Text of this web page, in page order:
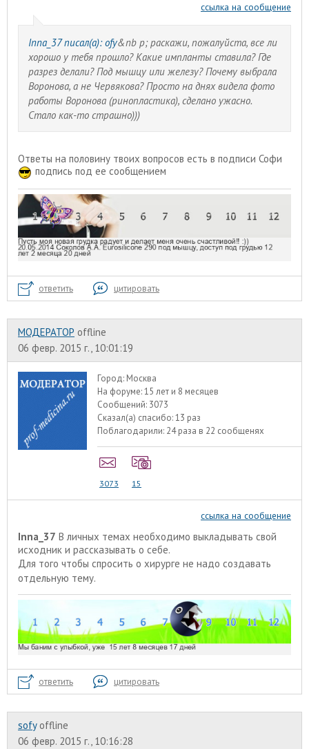
ссылка на сообщение
Inna_37 писал(а): ofy&nb p; раскажи, пожалуйста, все ли
хорошо у тебя прошло? Какие импланты ставила? Где
разрез делали? Под мышцу или железу? Почему выбрала
Воронова, а не Червякова? Просто на днях видела фото
работы Воронова (ринопластика), сделано ужасно.
Стало как-то страшно)))
Ответы на половину твоих вопросов есть в подписи Софи
подпись под ее сообщением
ответить цитировать
МОДЕРАТОР offline
06 февр. 2015 г., 10:01:19
Город: Москва
На форуме:15 лет и 8 месяцев
Сообщений: 3073
Сказал(а) спасибо:13 раз
Поблагодарили: 24 раза в 22 сообщенях
3073 15
ссылка на сообщение
Inna_37 В личных темах необходимо выкладывать свой
исходник и рассказывать о себе.
Для того чтобы спросить о хирурге не надо создавать
отдельную тему.
ответить цитировать
sofy offline
06 февр. 2015 г., 10:16:28